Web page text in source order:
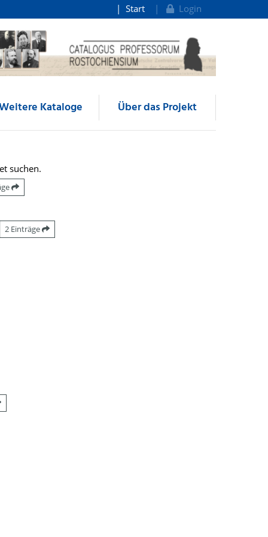
Start Login
Kataloge Über das Projekt
suchen.
2 Einträge